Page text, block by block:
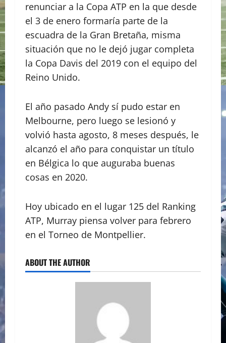
renunciar a la Copa ATP en la que desde
el 3 de enero formaría parte de la
escuadra de la Gran Bretaña, misma
situación que no le dejó jugar completa
la Copa Davis del 2019 con el equipo del
Reino Unido.
El año pasado Andy sí pudo estar en
Melbourne, pero luego se lesionó y
volvió hasta agosto, 8 meses después, le
alcanzó el año para conquistar un título
en Bélgica lo que auguraba buenas
cosas en 2020.
Hoy ubicado en el lugar 125 del Ranking
ATP, Murray piensa volver para febrero
en el Torneo de Montpellier.
ABOUT THE AUTHOR